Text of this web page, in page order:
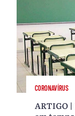
CORONAVÍRUS
ARTIGO